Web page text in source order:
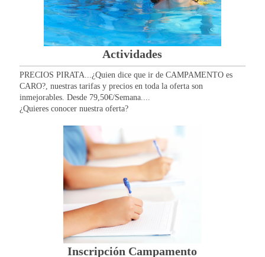
Actividades
PRECIOS PIRATA...¿Quien dice que ir de CAMPAMENTO es
CARO?, nuestras tarifas y precios en toda la oferta son
inmejorables. Desde 79,50€/Semana....
¿Quieres conocer nuestra oferta?
Inscripción Campamento